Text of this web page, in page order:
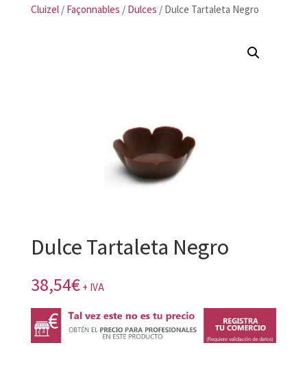
Cluizel/ Façonnables / Dulces / Dulce Tartaleta Negro
Dulce Tartaleta Negro
38,54€ + IVA